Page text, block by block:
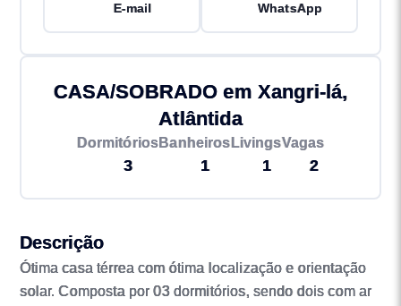
E-mail WhatsApp
CASA/SOBRADO em Xangri-lá,
Atlântida
Dormitórios
3
Banheiros
1
Livings
1
Vagas
2
Descrição
Ótima casa térrea com ótima localização e orientação
solar. Composta por 03 dormitórios, sendo dois com ar